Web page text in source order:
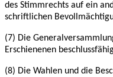
des Stimmrechts auf ein
schriftlichen
(7) Die
Erschienenen
(8) Die Wahlen und die